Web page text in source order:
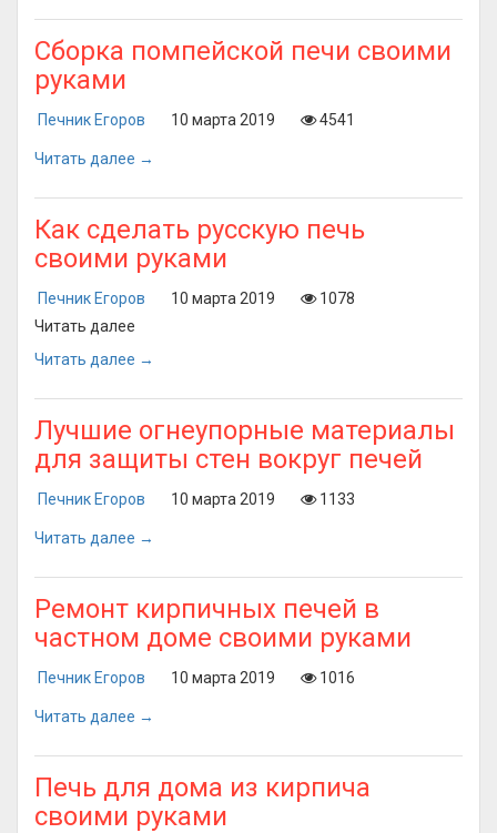
Сборка помпейской печи своими
руками
Печник Егоров 10 марта 2019 4541
Читать далее →
Как сделать русскую печь
своими руками
Печник Егоров 10 марта 2019
1078
Читать далее
Читать далее →
Лучшие огнеупорные материалы
для защиты стен вокруг печей
Печник Егоров 10 марта 2019 1133
Читать далее →
Ремонт кирпичных печей в
частном доме своими руками
Печник Егоров 10 марта 2019 1016
Читать далее →
Печь для дома из кирпича
своими руками